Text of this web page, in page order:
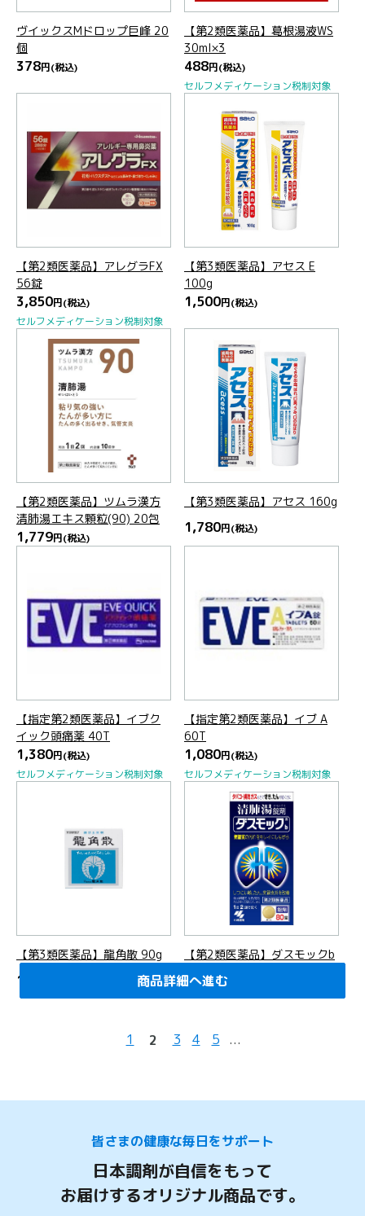
商品詳細へ進む
商品詳細へ進む
商品詳細へ進む
商品詳細へ進む
商品詳細へ進む
商品詳細へ進む
商品詳細へ進む
商品詳細へ進む
商品詳細へ進む
商品詳細へ進む
ヴイックスMドロップ巨峰 20
個
378円(税込)
商品詳細へ進む
【第2類医薬品】葛根湯液WS
30ml×3
488円(税込)
セルフメディケーション税制対象
商品詳細へ進む
【第2類医薬品】アレグラFX
56錠
3,850円(税込)
セルフメディケーション税制対象
商品詳細へ進む
【第3類医薬品】アセス E
100g
1,500円(税込)
商品詳細へ進む
【第2類医薬品】ツムラ漢方
清肺湯エキス顆粒(90) 20包
1,779円(税込)
商品詳細へ進む
【第3類医薬品】アセス 160g
1,780円(税込)
商品詳細へ進む
【指定第2類医薬品】イブク
イック頭痛薬 40T
1,380円(税込)
セルフメディケーション税制対象
商品詳細へ進む
【指定第2類医薬品】イブ A
60T
1,080円(税込)
セルフメディケーション税制対象
商品詳細へ進む
【第3類医薬品】龍角散 90g
1,884 商品詳細へ進む
【第2類医薬品】ダスモックb
80錠
2,424円
商品詳細へ進む
1 2 3 4 5 ...
皆さまの健康な毎日をサポート
日本調剤が自信をもって
お届けするオリジナル商品です。